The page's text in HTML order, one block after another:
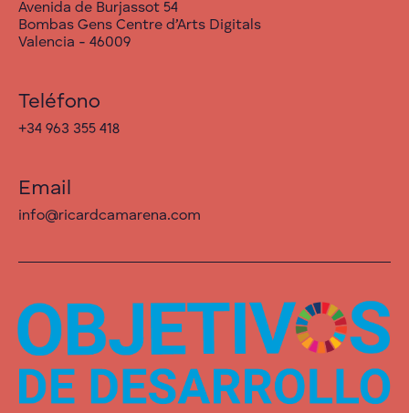
Avenida de Burjassot 54
Bombas Gens Centre d’Arts Digitals
Valencia - 46009
Teléfono
+34 963 355 418
Email
info@ricardcamarena.com